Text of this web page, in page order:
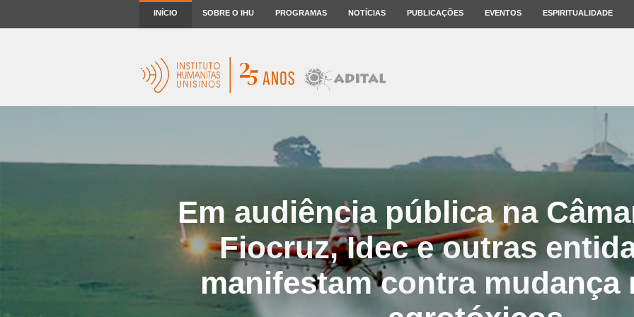
INÍCIO SOBRE O IHU PROGRAMAS NOTÍCIAS PUBLICAÇÕES EVENTOS ESPIRITUALIDADE
Em audiência pública na
Fiocruz, Idec e outras
manifestam contra mudança